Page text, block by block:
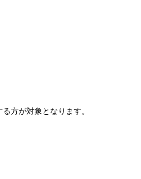
方が対象となります。